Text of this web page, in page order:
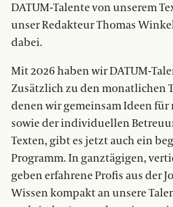
DATUM-Talente von unserem
unser Redakteur Thomas
dabei.
Mit 2026 haben wir DATUM-
Zusätzlich zu den monatlichen
denen wir gemeinsam Ideen für
sowie der individuellen
Texten, gibt es jetzt auch ein
Programm. In ganztägigen,
geben erfahrene Profis aus der
Wissen kompakt an unsere